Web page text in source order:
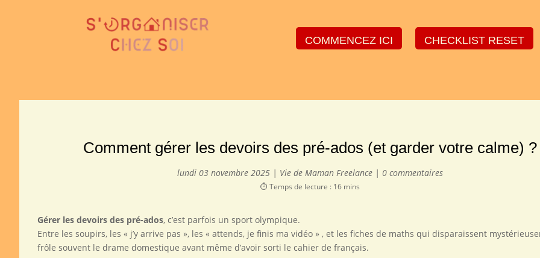
COMMENCEZ ICI CHECKLIST RESET
Comment gérer les devoirs des pré-ados (et garder votre calme) ?
lundi 03 novembre 2025 | Vie de Maman Freelance | 0 commentaires
⏱️ Temps de lecture : 16 mins
Gérer les devoirs des pré-ados, c’est parfois un sport olympique.
Entre les soupirs, les « j’y arrive pas », les « attends, je finis ma vidéo » , et les fiches de maths qui disparaissent
frôle souvent le drame domestique avant même d’avoir sorti le cahier de français.